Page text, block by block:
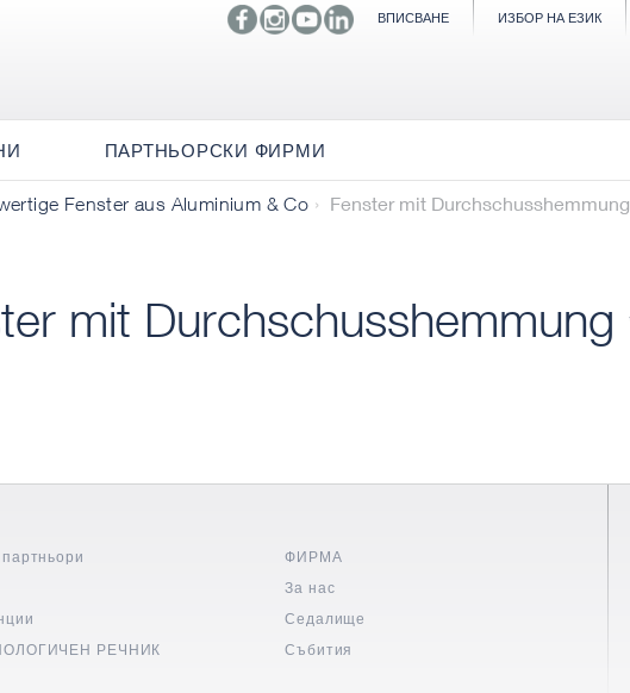
ВПИСВАНЕ ИЗБОР НА ЕЗИК
ПАРТНЬОРСКИ ФИРМИ
Fenster aus Aluminium & Co Fenster mit Durchschusshemmung
mit Durchschusshemmung
РЕЧНИК
ФИРМА
За нас
Седалище
Събития